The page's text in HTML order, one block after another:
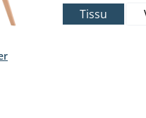
pour le moment.)
disponible pour le moment.)
pas disponible pour le
Tissu